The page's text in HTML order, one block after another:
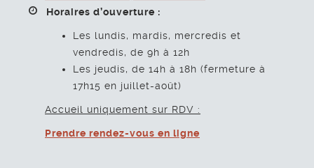
Horaires d’ouverture :
Les lundis, mardis, mercredis et
vendredis, de 9h à 12h
Les jeudis, de 14h à 18h (fermeture à
17h15 en juillet-août)
Accueil uniquement sur RDV :
Prendre rendez-vous en ligne